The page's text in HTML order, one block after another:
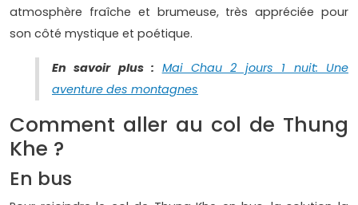
atmosphère fraîche et brumeuse, très appréciée pour
son côté mystique et poétique.
En savoir plus : Mai Chau 2 jours 1 nuit: Une
aventure des montagnes
Comment aller au col de Thung
Khe ?
En bus